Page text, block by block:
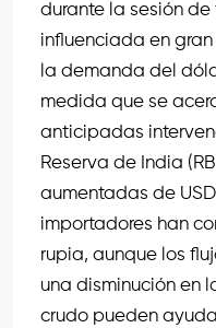
durante la sesión
influenciada en
la demanda del
medida que se
anticipadas
Reserva de India
aumentadas de
importadores han
rupia, aunque los
una disminución en
crudo pueden